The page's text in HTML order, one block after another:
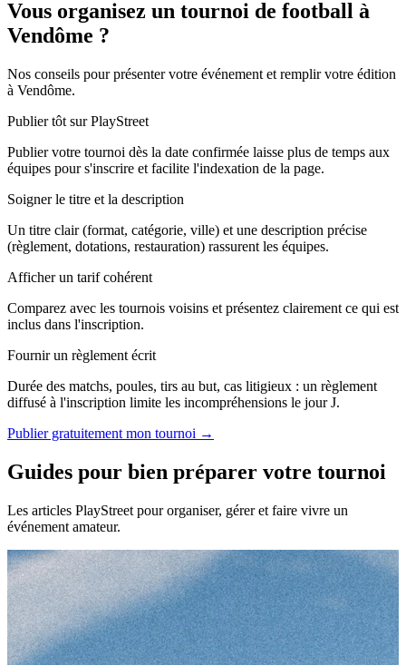
Vous organisez un tournoi de football à
Vendôme ?
Nos conseils pour présenter votre événement et remplir votre édition
à Vendôme.
Publier tôt sur PlayStreet
Publier votre tournoi dès la date confirmée laisse plus de temps aux
équipes pour s'inscrire et facilite l'indexation de la page.
Soigner le titre et la description
Un titre clair (format, catégorie, ville) et une description précise
(règlement, dotations, restauration) rassurent les équipes.
Afficher un tarif cohérent
Comparez avec les tournois voisins et présentez clairement ce qui est
inclus dans l'inscription.
Fournir un règlement écrit
Durée des matchs, poules, tirs au but, cas litigieux : un règlement
diffusé à l'inscription limite les incompréhensions le jour J.
Publier gratuitement mon tournoi →
Guides pour bien préparer votre tournoi
Les articles PlayStreet pour organiser, gérer et faire vivre un
événement amateur.